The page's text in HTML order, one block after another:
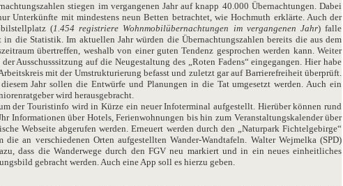
stiegen im vergangenen Jahr auf knapp 40.000 Übernachtungen. Dabei
Unterkünfte mit mindestens neun Betten betrachtet, wie Hochmuth erklärte. Auch der
(1.454 registriere Wohnmobilübernachtungen im vergangenen Jahr) falle
die Statistik. Im aktuellen Jahr würden die Übernachtungszahlen bereits die aus dem
übertreffen, weshalb von einer guten Tendenz gesprochen werden kann. Weiter
Ausschusssitzung auf die Neugestaltung des „Roten Fadens“ eingegangen. Hier habe
mit der Umstrukturierung befasst und zuletzt gar auf Barrierefreiheit überprüft.
Jahr sollen die Entwürfe und Planungen in die Tat umgesetzt werden. Auch ein
wird herausgebracht.
der Touristinfo wird in Kürze ein neuer Infoterminal aufgestellt. Hierüber können rund
Informationen über Hotels, Ferienwohnungen bis hin zum Veranstaltungskalender über
Webseite abgerufen werden. Erneuert werden durch den „Naturpark Fichtelgebirge“
die an verschiedenen Orten aufgestellten Wander-Wandtafeln. Walter Wejmelka (SPD)
dass die Wanderwege durch den FGV neu markiert und in ein neues einheitliches
gebracht werden. Auch eine App soll es hierzu geben.